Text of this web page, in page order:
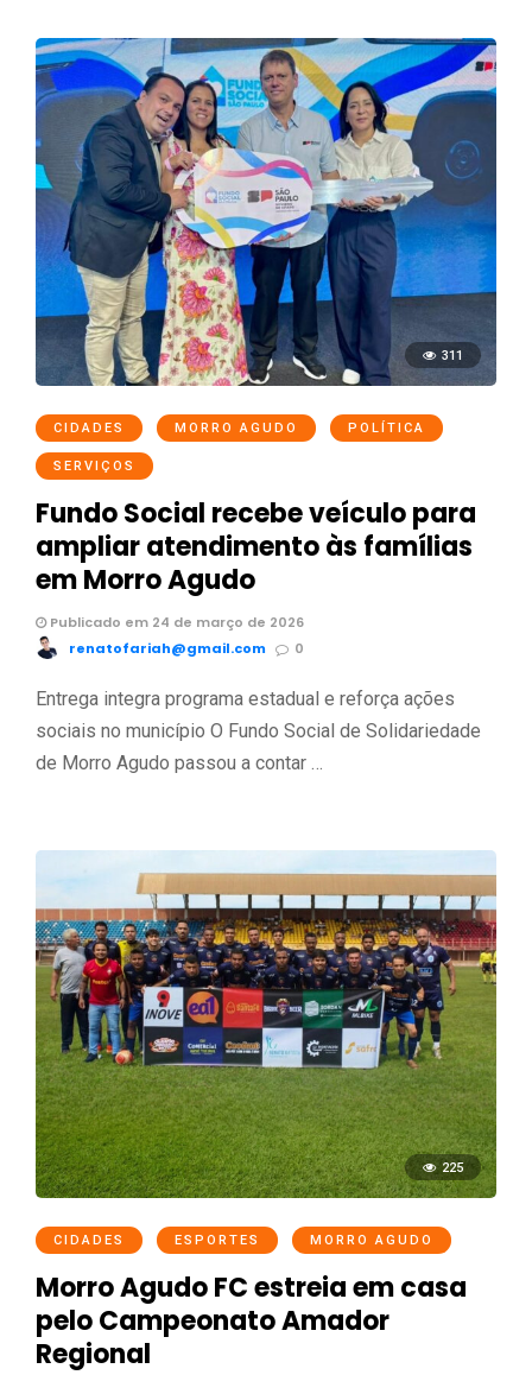
311
CIDADES MORRO AGUDO POLÍTICA
SERVIÇOS
Fundo Social recebe veículo para
ampliar atendimento às famílias
em Morro Agudo
Publicado em 24 de março de 2026
renatofariah@gmail.com
0
Entrega integra programa estadual e reforça ações
sociais no município O Fundo Social de Solidariedade
de Morro Agudo passou a contar …
225
CIDADES ESPORTES MORRO AGUDO
Morro Agudo FC estreia em casa
pelo Campeonato Amador
Regional